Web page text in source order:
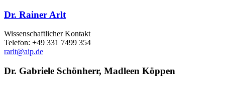
Dr. Rainer Arlt
Wissenschaftlicher Kontakt
Telefon: +49 331 7499 354
rarlt@aip.de
Dr. Gabriele Schönherr, Madleen Köppen